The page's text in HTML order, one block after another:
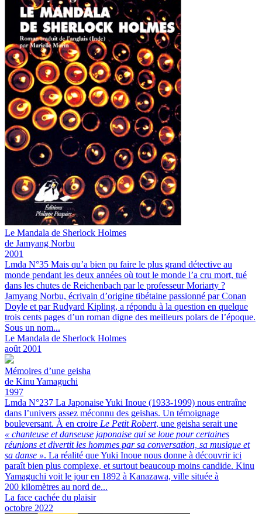
Le Mandala de Sherlock Holmes
de Jamyang Norbu
2001
Lmda N°35 Mais qu’a bien pu faire le plus grand détective au
monde pendant les deux années où tout le monde l’a cru mort, tué
dans les chutes de Reichenbach par le professeur Moriarty ?
Jamyang Norbu, écrivain d’origine tibétaine passionné par Conan
Doyle et par Rudyard Kipling, a répondu à la question en quelque
trois cents pages d’un roman digne des meilleurs polars de l’époque.
Sous un nom...
Le Mandala de Sherlock Holmes
août 2001
Mémoires d’une geisha
de Kinu Yamaguchi
1997
Lmda N°237 La Japonaise Yuki Inoue (1933-1999) nous entraîne
dans l’univers assez méconnu des geishas. Un témoignage
bouleversant. À en croire Le Petit Robert, une geisha serait une
« chanteuse et danseuse japonaise qui se loue pour certaines
réunions et divertit les hommes par sa conversation, sa musique et
sa danse ». La réalité que Yuki Inoue nous donne à découvrir ici
paraît bien plus complexe, et surtout beaucoup moins candide. Kinu
Yamaguchi voit le jour en 1892 à Kanazawa, ville située à
200 kilomètres au nord de...
La face cachée du plaisir
octobre 2022